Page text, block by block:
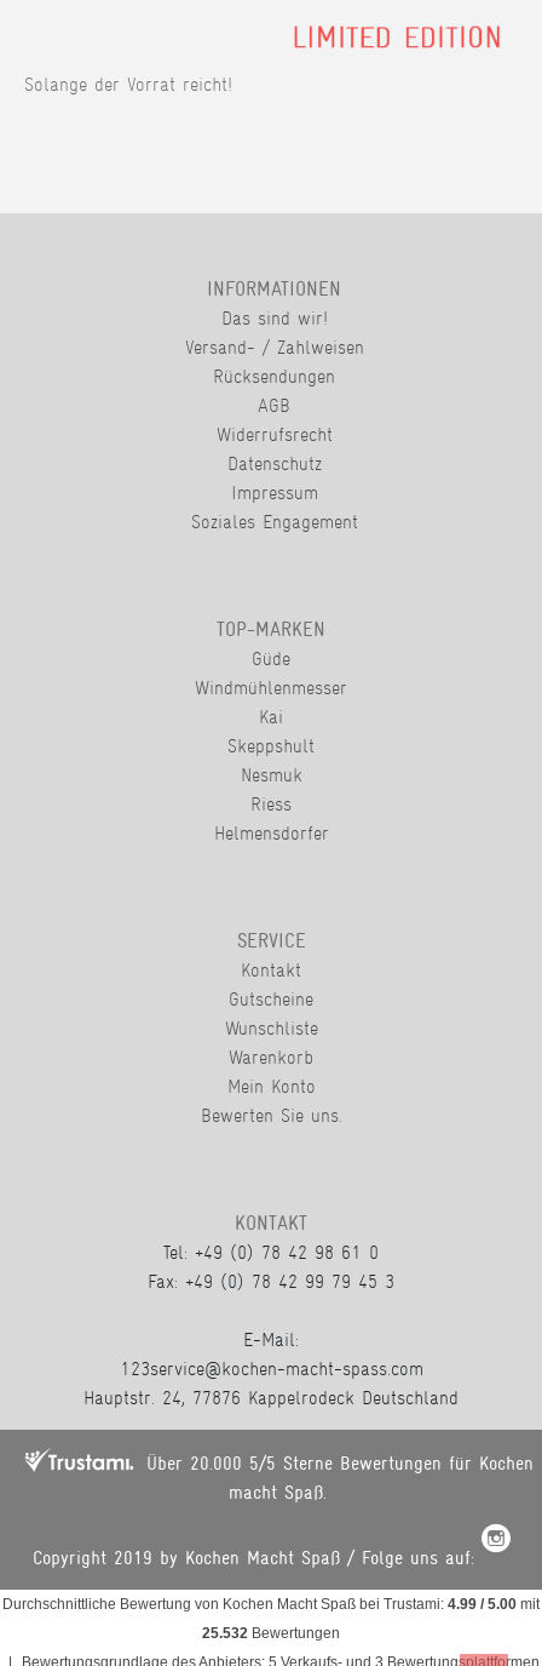
Solange der Vorrat reicht!
INFORMATIONEN
Das sind wir!
Versand- / Zahlweisen
Rücksendungen
AGB
Widerrufsrecht
Datenschutz
Impressum
Soziales Engagement
TOP-MARKEN
Güde
Windmühlenmesser
Kai
Skeppshult
Nesmuk
Riess
Helmensdorfer
SERVICE
Kontakt
Gutscheine
Wunschliste
Warenkorb
Mein Konto
Bewerten Sie uns.
KONTAKT
Tel: +49 (0) 78 42 98 61 0
Fax: +49 (0) 78 42 99 79 45 3
E-Mail:
123service@kochen-macht-spass.com
Hauptstr. 24, 77876 Kappelrodeck Deutschland
Über 20.000 5/5 Sterne Bewertungen für Kochen
macht Spaß.
Copyright 2019 by Kochen Macht Spaß / Folge uns auf:
Durchschnittliche Bewertung von Kochen Macht Spaß bei Trustami: 4.99 / 5.00 mit
25.532 Bewertungen
Bewertungsgrundlage des Anbieters: 5 Verkaufs- und 3 Bewertungsplattformen